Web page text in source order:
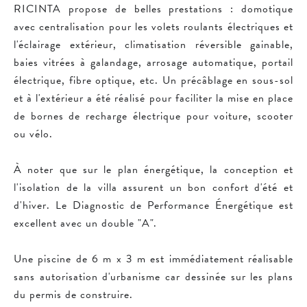
RICINTA propose de belles prestations : domotique
avec centralisation pour les volets roulants électriques et
l'éclairage extérieur, climatisation réversible gainable,
baies vitrées à galandage, arrosage automatique, portail
électrique, fibre optique, etc. Un précâblage en sous-sol
et à l'extérieur a été réalisé pour faciliter la mise en place
de bornes de recharge électrique pour voiture, scooter
ou vélo.
À noter que sur le plan énergétique, la conception et
l'isolation de la villa assurent un bon confort d'été et
d'hiver. Le Diagnostic de Performance Énergétique est
excellent avec un double "A".
Une piscine de 6 m x 3 m est immédiatement réalisable
sans autorisation d'urbanisme car dessinée sur les plans
du permis de construire.